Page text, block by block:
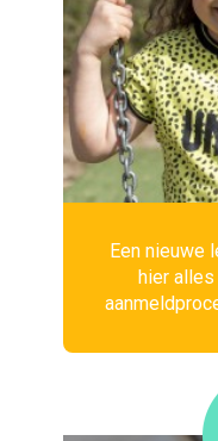
Een nieuwe
hier